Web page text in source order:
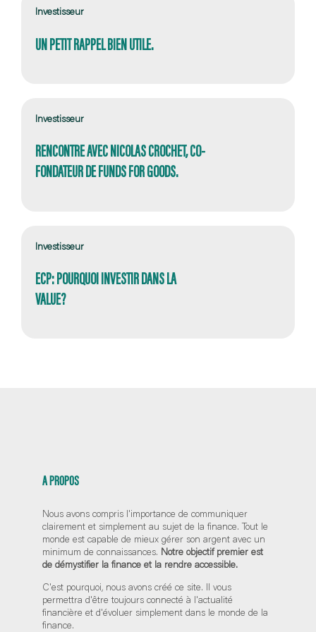
Investisseur
UN PETIT RAPPEL BIEN UTILE.
Investisseur
RENCONTRE AVEC NICOLAS CROCHET, CO-
FONDATEUR DE FUNDS FOR GOODS.
Investisseur
ECP: POURQUOI INVESTIR DANS LA
VALUE?
A PROPOS
Nous avons compris l'importance de communiquer
clairement et simplement au sujet de la finance. Tout le
monde est capable de mieux gérer son argent avec un
minimum de connaissances. Notre objectif premier est
de démystifier la finance et la rendre accessible.
C'est pourquoi, nous avons créé ce site. Il vous
permettra d'être toujours connecté à l'actualité
financière et d'évoluer simplement dans le monde de la
finance.